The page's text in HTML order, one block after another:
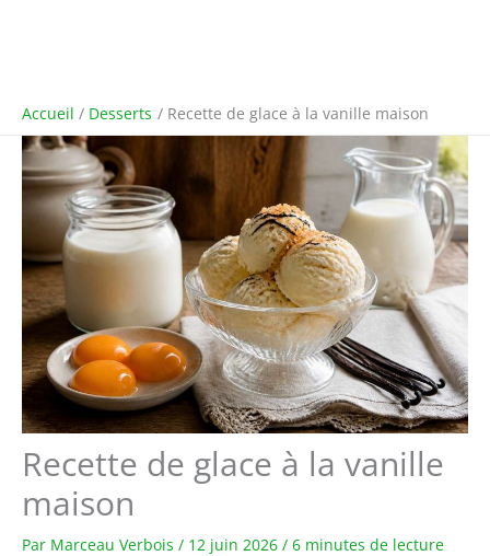
Accueil Desserts Recette de glace à la vanille maison
Recette de glace à la vanille
maison
Par Marceau Verbois / 12 juin 2026 / 6 minutes de lecture